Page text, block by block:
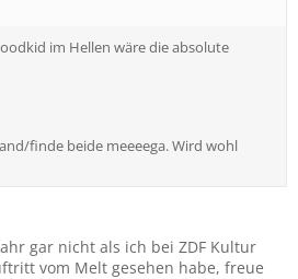
im Hellen wäre die absolute
finde beide meeeega. Wird wohl
gar nicht als ich bei ZDF Kultur
vom Melt gesehen habe, freue